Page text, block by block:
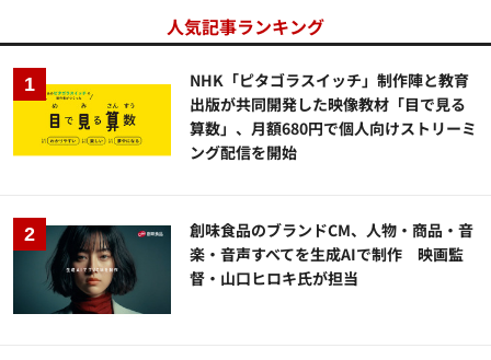
人気記事ランキング
NHK「ピタゴラスイッチ」制作陣と教育
出版が共同開発した映像教材「目で見る
算数」、月額680円で個人向けストリーミ
ング配信を開始
創味食品のブランドCM、人物・商品・音
楽・音声すべてを生成AIで制作 映画監
督・山口ヒロキ氏が担当